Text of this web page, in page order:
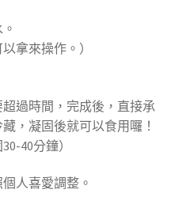
拿來操作。）
過時間，完成後，直接承
，凝固後就可以食用囉！
40分鐘）
人喜愛調整。